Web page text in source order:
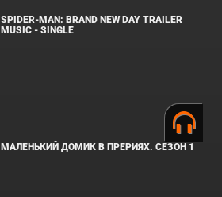
SPIDER-MAN: BRAND NEW DAY TRAILER
MUSIC - SINGLE
МАЛЕНЬКИЙ ДОМИК В ПРЕРИЯХ. СЕЗОН 1